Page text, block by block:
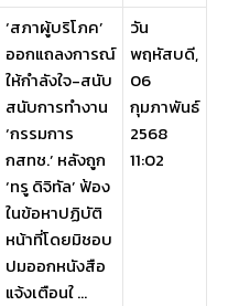
‘สภาผู้บริโภค’
ออกแถลงการณ์
ให้กำลังใจ-สนับ
สนับการทำงาน
‘กรรมการ
กสทช.’ หลังถูก
‘ทรู ดิจิทัล’ ฟ้อง
ในข้อหาปฏิบัติ
หน้าที่โดยมิชอบ
ปมออกหนังสือ
แจ้งเตือนใ ...
วัน
พฤหัสบดี,
06
กุมภาพันธ์
2568
11:02